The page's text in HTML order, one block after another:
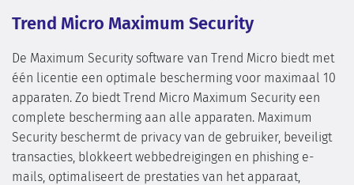
Trend Micro Maximum Security
De Maximum Security software van Trend Micro biedt met
één licentie een optimale bescherming voor maximaal 10
apparaten. Zo biedt Trend Micro Maximum Security een
complete bescherming aan alle apparaten. Maximum
Security beschermt de privacy van de gebruiker, beveiligt
transacties, blokkeert webbedreigingen en phishing e-
mails, optimaliseert de prestaties van het apparaat,